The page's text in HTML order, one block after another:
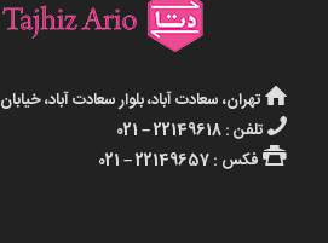
تهران، سعادت آباد، بلوار سعادت آباد، خیابان ۳۴ ام، پلاک ۷۶، واحد ۱۴
تلفن : 22149618 – 021
فکس : 22149657 – 021